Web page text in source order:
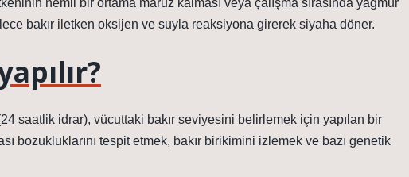
nemli bir ortama maruz kalması veya çalışma sırasında yağmur
bakır iletken oksijen ve suyla reaksiyona girerek siyaha döner.
saatlik idrar), vücuttaki bakır seviyesini belirlemek için yapılan bir
bozukluklarını tespit etmek, bakır birikimini izlemek ve bazı genetik